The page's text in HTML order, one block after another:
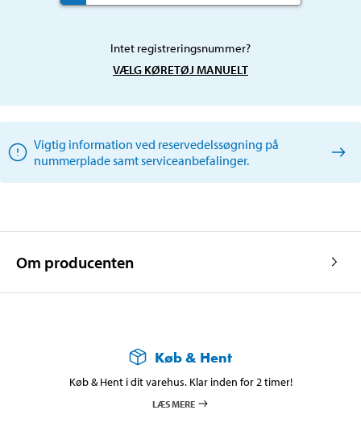
Intet registreringsnummer?
VÆLG KØRETØJ MANUELT
Vigtig information ved reservedelssøgning på
nummerplade samt serviceanbefalinger.
Om producenten
Køb & Hent
Køb & Hent i dit varehus. Klar inden for 2 timer!
LÆS MERE